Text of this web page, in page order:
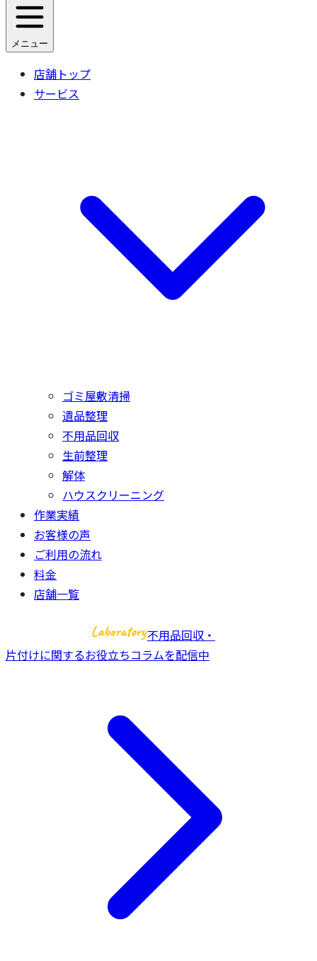
メニュー
店舗トップ
サービス
ゴミ屋敷清掃
遺品整理
不用品回収
生前整理
解体
ハウスクリーニング
作業実績
お客様の声
ご利用の流れ
料金
店舗一覧
不用品回収・
片付けに関するお役立ちコラムを配信中